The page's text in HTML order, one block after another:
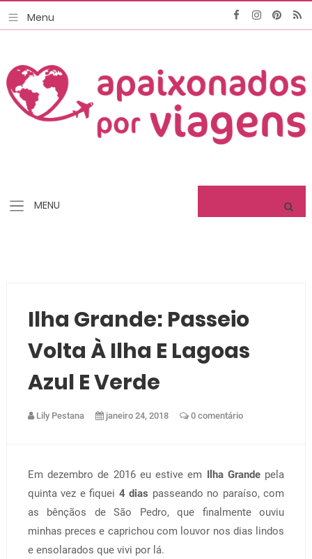
Ilha Grande: Passeio
Volta À Ilha E Lagoas
Azul E Verde
Lily Pestana janeiro 24, 2018 0 comentário
Em dezembro de 2016 eu estive em Ilha Grande pela
quinta vez e fiquei 4 dias passeando no paraíso, com
as bênçãos de São Pedro, que finalmente ouviu
minhas preces e caprichou com louvor nos dias lindos
e ensolarados que vivi por lá.